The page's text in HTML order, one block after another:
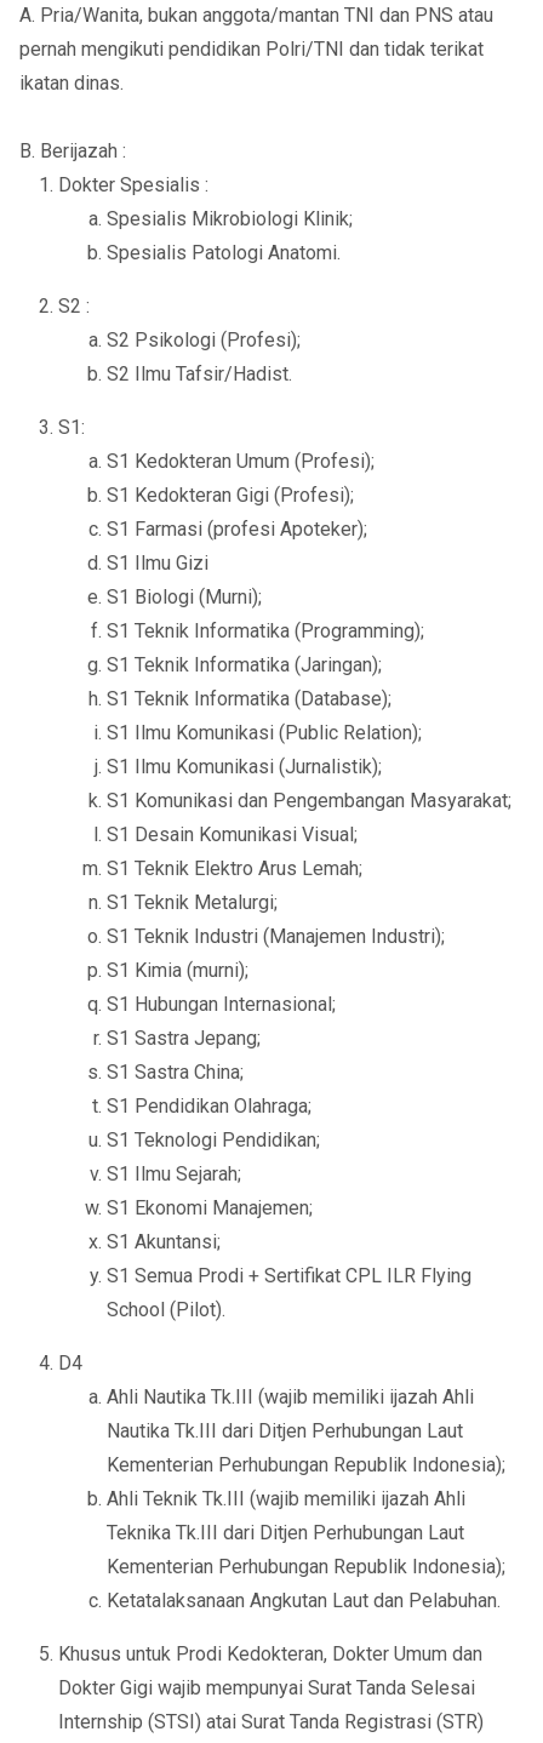
A. Pria/Wanita, bukan anggota/mantan TNI dan PNS atau
pernah mengikuti pendidikan Polri/TNI dan tidak terikat
ikatan dinas.
B. Berijazah :
Dokter Spesialis :
Spesialis Mikrobiologi Klinik;
Spesialis Patologi Anatomi.
S2 :
S2 Psikologi (Profesi);
S2 Ilmu Tafsir/Hadist.
S1:
S1 Kedokteran Umum (Profesi);
S1 Kedokteran Gigi (Profesi);
S1 Farmasi (profesi Apoteker);
S1 Ilmu Gizi
S1 Biologi (Murni);
S1 Teknik Informatika (Programming);
S1 Teknik Informatika (Jaringan);
S1 Teknik Informatika (Database);
S1 Ilmu Komunikasi (Public Relation);
S1 Ilmu Komunikasi (Jurnalistik);
S1 Komunikasi dan Pengembangan Masyarakat;
S1 Desain Komunikasi Visual;
S1 Teknik Elektro Arus Lemah;
S1 Teknik Metalurgi;
S1 Teknik Industri (Manajemen Industri);
S1 Kimia (murni);
S1 Hubungan Internasional;
S1 Sastra Jepang;
S1 Sastra China;
S1 Pendidikan Olahraga;
S1 Teknologi Pendidikan;
S1 Ilmu Sejarah;
S1 Ekonomi Manajemen;
S1 Akuntansi;
S1 Semua Prodi + Sertifikat CPL ILR Flying
School (Pilot).
D4
Ahli Nautika Tk.III (wajib memiliki ijazah Ahli
Nautika Tk.III dari Ditjen Perhubungan Laut
Kementerian Perhubungan Republik Indonesia);
Ahli Teknik Tk.III (wajib memiliki ijazah Ahli
Teknika Tk.III dari Ditjen Perhubungan Laut
Kementerian Perhubungan Republik Indonesia);
Ketatalaksanaan Angkutan Laut dan Pelabuhan.
Khusus untuk Prodi Kedokteran, Dokter Umum dan
Dokter Gigi wajib mempunyai Surat Tanda Selesai
Internship (STSI) atai Surat Tanda Registrasi (STR)